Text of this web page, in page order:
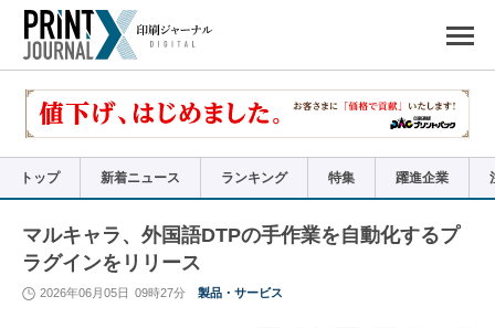
で
リ
トップ 新着ニュース ランキング 特集 躍進企業
マルキャラ、外国語DTPの手作業を自動化するプ
ラグインをリリース
2026年06月05日 09時27分 製品・サービス